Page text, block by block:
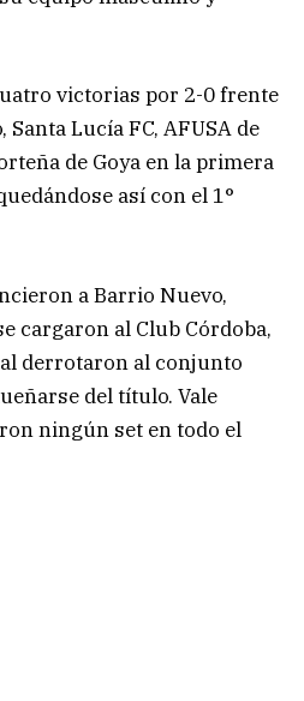
victorias por 2-0 frente
Santa Lucía FC, AFUSA de
de Goya en la primera
así con el 1°
a Barrio Nuevo,
cargaron al Club Córdoba,
derrotaron al conjunto
del título. Vale
ningún set en todo el